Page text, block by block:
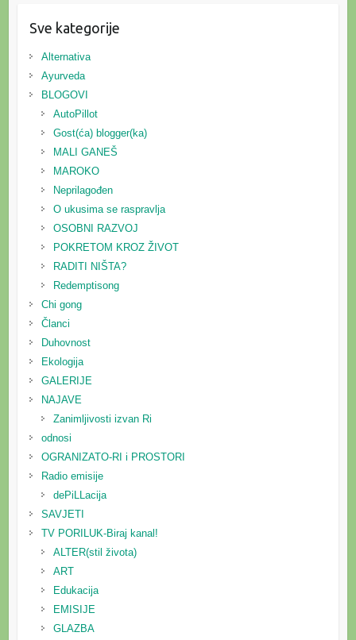
Sve kategorije
Alternativa
Ayurveda
BLOGOVI
AutoPillot
Gost(ća) blogger(ka)
MALI GANEŠ
MAROKO
Neprilagođen
O ukusima se raspravlja
OSOBNI RAZVOJ
POKRETOM KROZ ŽIVOT
RADITI NIŠTA?
Redemptisong
Chi gong
Članci
Duhovnost
Ekologija
GALERIJE
NAJAVE
Zanimljivosti izvan Ri
odnosi
OGRANIZATO-RI i PROSTORI
Radio emisije
dePiLLacija
SAVJETI
TV PORILUK-Biraj kanal!
ALTER(stil života)
ART
Edukacija
EMISIJE
GLAZBA